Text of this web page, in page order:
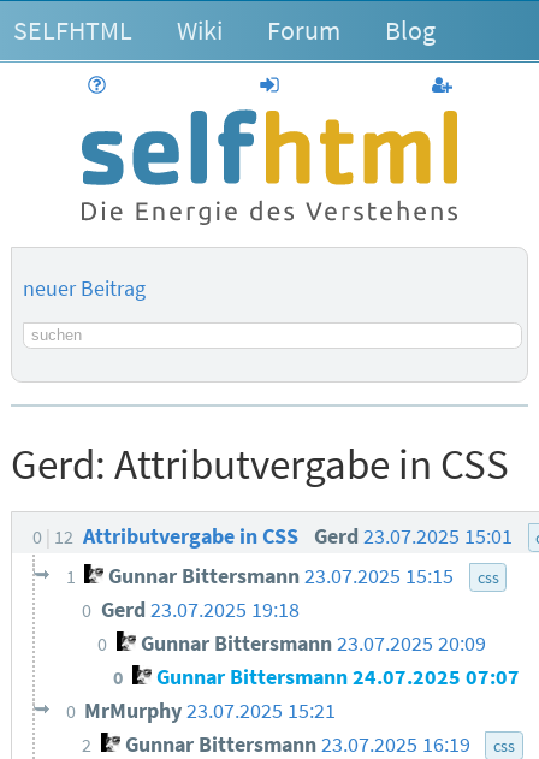
SELFHTML Wiki Forum Blog
anmelden
neuer Beitrag
Suchbegriff
Gerd: Attributvergabe in CSS
0 12 Attributvergabe in CSS Gerd 23.07.2025 15:01
1 Gunnar Bittersmann23.07.2025 15:15 css
0 Gerd 23.07.2025 19:18
0 Gunnar Bittersmann23.07.2025 20:09
0 Gunnar Bittersmann24.07.2025 07:07
0 MrMurphy23.07.2025 15:21
2 Gunnar Bittersmann 23.07.2025 16:19 css